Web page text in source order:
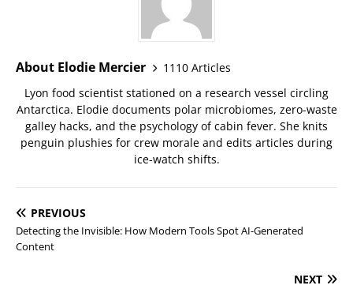
About Elodie Mercier
1110 Articles
Lyon food scientist stationed on a research vessel circling
Antarctica. Elodie documents polar microbiomes, zero-waste
galley hacks, and the psychology of cabin fever. She knits
penguin plushies for crew morale and edits articles during
ice-watch shifts.
PREVIOUS
Detecting the Invisible: How Modern Tools Spot AI-Generated
Content
NEXT